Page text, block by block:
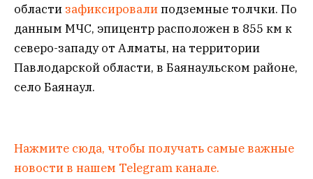
области зафиксировалиподземные толчки. По
данным МЧС, эпицентр расположен в 855 км к
северо-западу от Алматы, на территории
Павлодарской области, в Баянаульском районе,
село Баянаул.
Нажмите сюда, чтобы получать самые важные
новости в нашем Telegram канале.